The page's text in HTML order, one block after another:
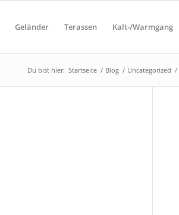
Geländer Terassen Kalt-/Warmgang
Du bist hier: Startseite / Blog / Uncategorized /